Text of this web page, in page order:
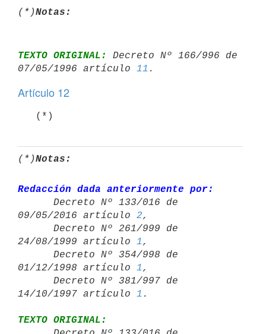
(*)Notas:
TEXTO ORIGINAL:
Decreto Nº 166/996 de
07/05/1996 artículo 11
Artículo 12
   (*)
(*)Notas:
Redacción dada anteriormente por:
09/05/2016 artículo 2,
24/08/1999 artículo 1 ,
01/12/1998 artículo 1 ,
14/10/1997 artículo 1
TEXTO ORIGINAL: